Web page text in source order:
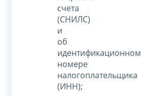
счета
(СНИЛС)
и
об
идентификационном
номере
налогоплательщика
(ИНН);